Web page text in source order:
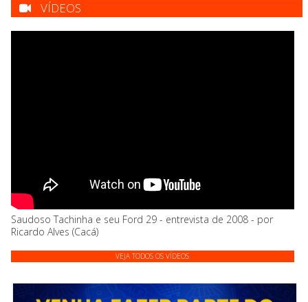
VÍDEOS
Saudoso Tachinha e seu Ford 29 - entrevista de 2008 - por
Ricardo Alves (Cacá)
VEJA TODOS OS VÍDEOS